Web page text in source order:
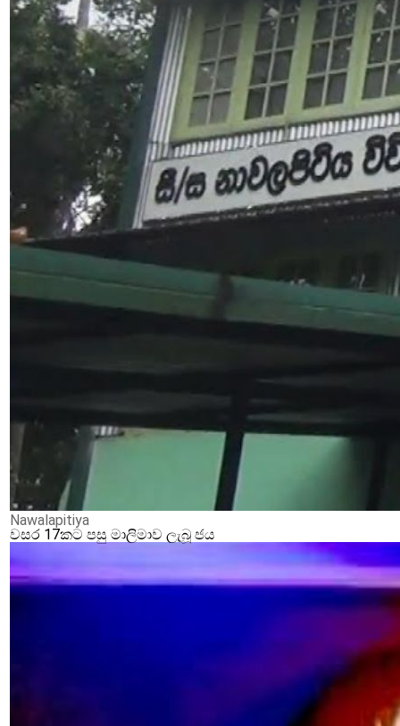
Nawalapitiya
වසර 17කට පසු මාලිමාව ලැබූ ජය